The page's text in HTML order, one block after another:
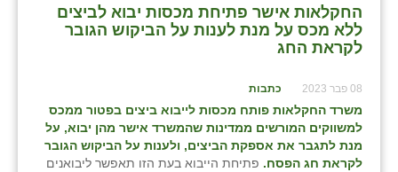
החקלאות אישר פתיחת מכסות יבוא לביצים
ללא מכס על מנת לענות על הביקוש הגובר
לקראת החג
08 פבר 2023 כתבות
משרד החקלאות פותח מכסות לייבוא ביצים בפטור ממכס
למשווקים המורשים ממדינות שהמשרד אישר מהן יבוא, על
מנת לתגבר את אספקת הביצים, ולענות על הביקוש הגובר
לקראת חג הפסח. פתיחת הייבוא בעת הזו תאפשר ליבואנים